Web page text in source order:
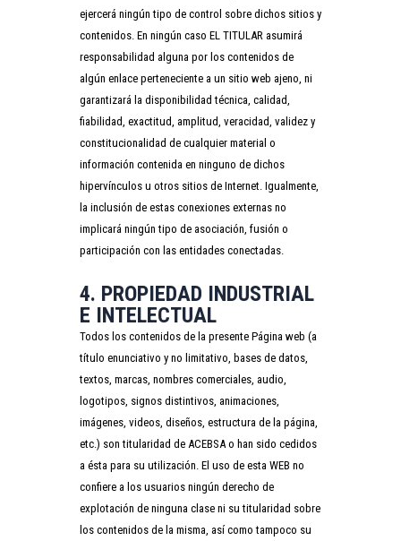
ejercerá ningún tipo de control sobre dichos sitios y
contenidos. En ningún caso EL TITULAR asumirá
responsabilidad alguna por los contenidos de
algún enlace perteneciente a un sitio web ajeno, ni
garantizará la disponibilidad técnica, calidad,
fiabilidad, exactitud, amplitud, veracidad, validez y
constitucionalidad de cualquier material o
información contenida en ninguno de dichos
hipervínculos u otros sitios de Internet. Igualmente,
la inclusión de estas conexiones externas no
implicará ningún tipo de asociación, fusión o
participación con las entidades conectadas.
4. PROPIEDAD INDUSTRIAL
E INTELECTUAL
Todos los contenidos de la presente Página web (a
título enunciativo y no limitativo, bases de datos,
textos, marcas, nombres comerciales, audio,
logotipos, signos distintivos, animaciones,
imágenes, videos, diseños, estructura de la página,
etc.) son titularidad de ACEBSA o han sido cedidos
a ésta para su utilización. El uso de esta WEB no
confiere a los usuarios ningún derecho de
explotación de ninguna clase ni su titularidad sobre
los contenidos de la misma, así como tampoco su